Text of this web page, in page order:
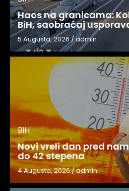
Haos na granicama:
BiH, saobraćaj
5 Augusta, 2026/admin
BiH
Novi vreli dan pred
do 42 stepena
4 Augusta, 2026/admin